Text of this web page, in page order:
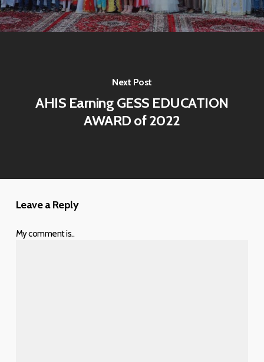
Next Post
AHIS Earning GESS EDUCATION
AWARD of 2022
Leave a Reply
My comment is..